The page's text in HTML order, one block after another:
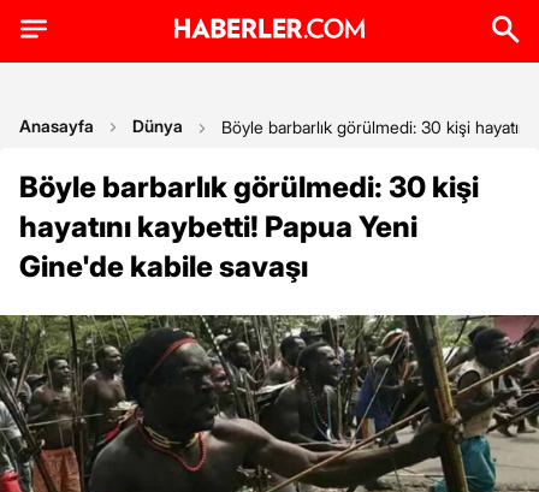
Anasayfa Dünya Böyle barbarlık görülmedi: 30 kişi
Böyle barbarlık görülmedi: 30 kişi
hayatını kaybetti! Papua Yeni
Gine'de kabile savaşı